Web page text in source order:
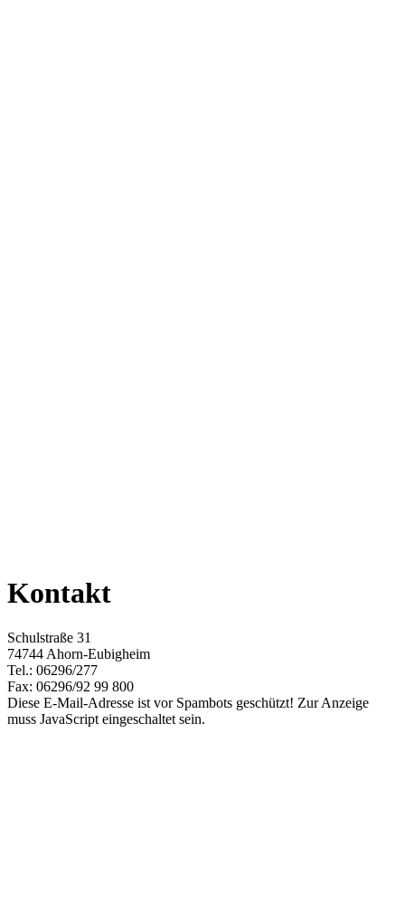
Kontakt
Schulstraße 31
74744 Ahorn-Eubigheim
Tel.: 06296/277
Fax: 06296/92 99 800
Diese E-Mail-Adresse ist vor Spambots geschützt! Zur Anzeige
muss JavaScript eingeschaltet sein.